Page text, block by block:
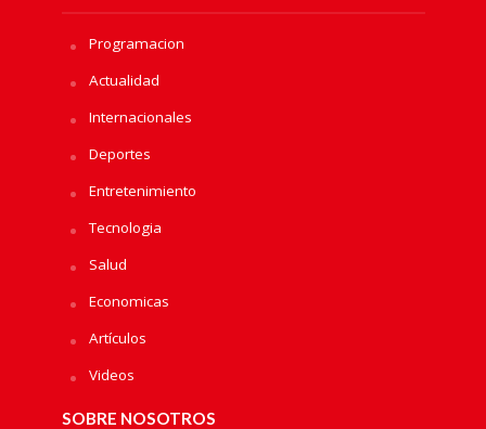
Programacion
Actualidad
Internacionales
Deportes
Entretenimiento
Tecnologia
Salud
Economicas
Artículos
Videos
SOBRE NOSOTROS